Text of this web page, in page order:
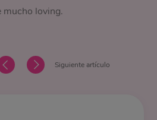
mucho loving.
Siguiente artículo